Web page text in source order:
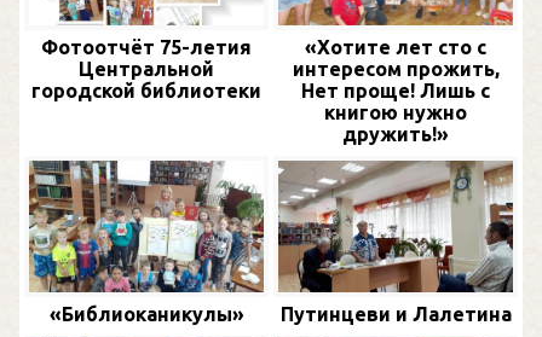
Фотоотчёт 75-летия
Центральной
городской библиотеки
«Хотите лет сто с
интересом прожить,
Нет проще! Лишь с
книгою нужно
дружить!»
«Библиоканикулы» Путинцеви и Лалетина